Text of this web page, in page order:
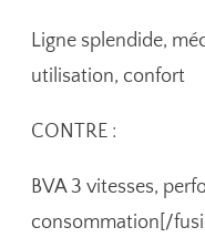
Ligne splendide,
utilisation, confort
CONTRE :
BVA 3 vitesses,
consommation[/